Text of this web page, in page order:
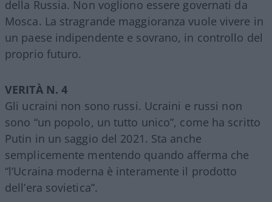
della Russia. Non vogliono essere governati da
Mosca. La stragrande maggioranza vuole vivere in
un paese indipendente e sovrano, in controllo del
proprio futuro.
VERITÀ N. 4
Gli ucraini non sono russi. Ucraini e russi non
sono “un popolo, un tutto unico”, come ha scritto
Putin in un saggio del 2021. Sta anche
semplicemente mentendo quando afferma che
“l’Ucraina moderna è interamente il prodotto
dell’era sovietica”.